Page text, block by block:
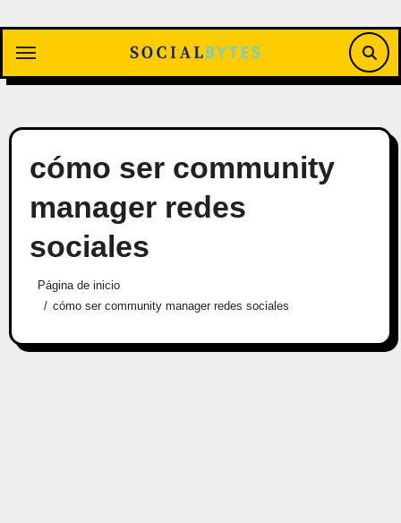
contenido
cómo ser community
manager redes
sociales
Página de inicio
cómo ser community manager redes sociales